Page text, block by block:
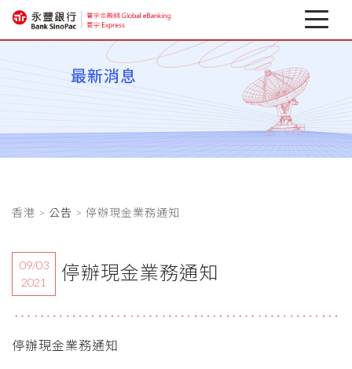
最新消息
匯率避險專區
最新消息
香港 > 公告 > 停辦現金業務通知
09/03
2021
停辦現金業務通知
停辦現金業務通知